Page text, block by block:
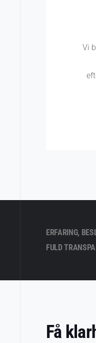
Vi
ERFARING,
FULD
Få